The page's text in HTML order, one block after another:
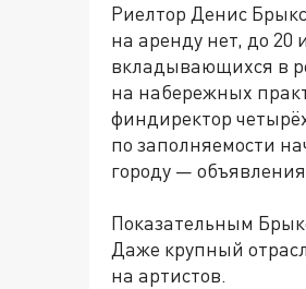
Риелтор Денис
на аренду нет, до 20
вкладывающихся в
на набережных
финдиректор
по заполняемости
городу —
Показательным
Даже крупный
на артистов.